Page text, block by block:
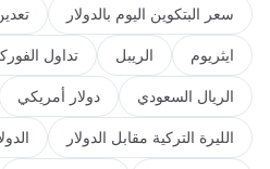
سعر البتكوين اليوم بالدولار
ايثريوم الريبل تداول
الريال السعودي دولار أمريكي
الليرة التركية مقابل الدولار